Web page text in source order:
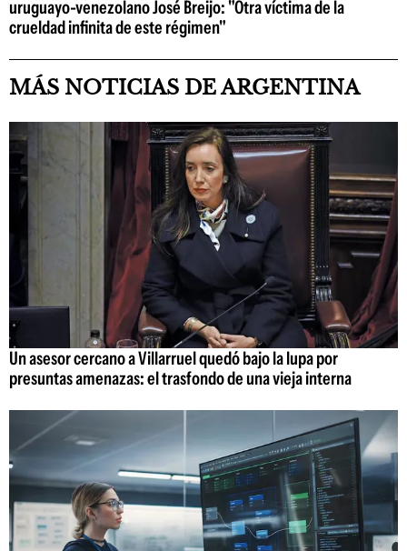
uruguayo-venezolano José Breijo: "Otra víctima de la
crueldad infinita de este régimen"
MÁS NOTICIAS DE ARGENTINA
Un asesor cercano a Villarruel quedó bajo la lupa por
presuntas amenazas: el trasfondo de una vieja interna